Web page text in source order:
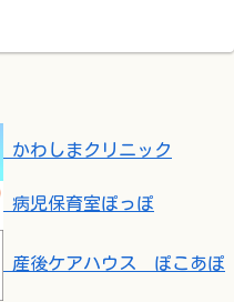
かわしまクリニック
病児保育室ぽっぽ
産後ケアハウス ぽこあぽ